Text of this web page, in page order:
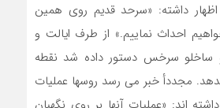
داشته: «سرحد قدیم روی همین
احداث نماییم.» از طرف ایالت و
سرخس دستور داده شد نقطه
مجددأ خبر می رسد روسها عملیات